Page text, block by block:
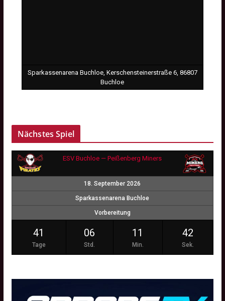
Sparkassenarena Buchloe, Kerschensteinerstraße 6, 86807
Buchloe
Nächstes Spiel
ESV Buchloe — Peißenberg Miners
18. September 2026
Sparkassenarena Buchloe
Vorbereitung
41
Tage
06
Std.
11
Min.
42
Sek.